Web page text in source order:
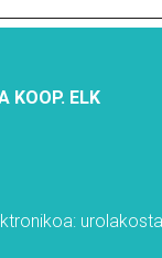
KOOP. ELK